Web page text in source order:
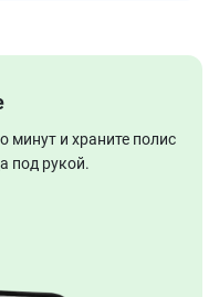
и храните полис
под рукой.